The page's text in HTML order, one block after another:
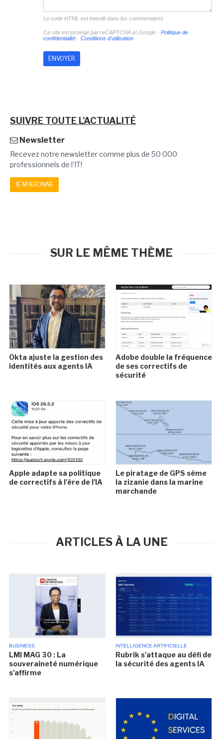
Le code HTML est interdit dans les commentaires
Ce site est protégé par reCAPTCHA et Google - Politique de
confidentialité- Conditions d'utilisation
SUIVRE TOUTE L'ACTUALITÉ
Newsletter
Recevez notre newsletter comme plus de 50 000
professionnels de l'IT!
JE M'ABONNE
SUR LE MÊME THÈME
Okta ajuste la gestion des
identités aux agents IA
Adobe double la fréquence
de ses correctifs de
sécurité
Apple adapte sa politique
de correctifs à l'ère de l'IA
Le piratage de GPS sème
la zizanie dans la marine
marchande
ARTICLES À LA UNE
BUSINESS
LMI MAG 30 : La
souveraineté numérique
s'affirme
INTELLIGENCE ARTIFICIELLE
Rubrik s'attaque au défi de
la sécurité des agents IA